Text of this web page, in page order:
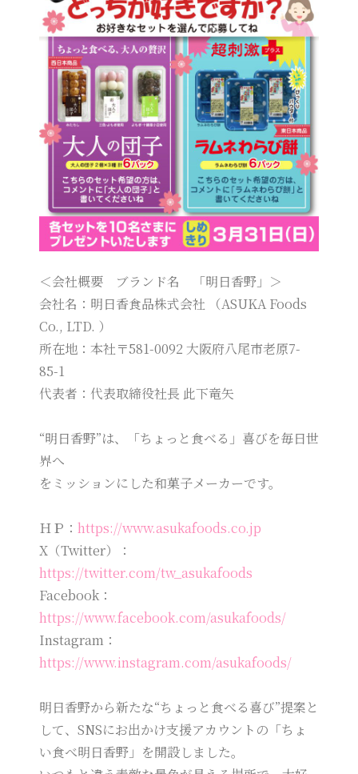
＜会社概要 ブランド名 「明日香野」＞
会社名：明日香食品株式会社 （ASUKA Foods
Co., LTD. ）
所在地：本社〒581-0092 大阪府八尾市老原7-
85-1
代表者：代表取締役社長 此下竜矢
“明日香野”は、「ちょっと食べる」喜びを毎日世
界へ
をミッションにした和菓子メーカーです。
ＨＰ： https://www.asukafoods.co.jp
X（Twitter）：
https://twitter.com/tw_asukafoods
Facebook：
https://www.facebook.com/asukafoods/
Instagram：
https://www.instagram.com/asukafoods/
明日香野から新たな“ちょっと食べる喜び”提案と
して、SNSにお出かけ支援アカウントの「ちょ
い食べ明日香野」を開設しました。